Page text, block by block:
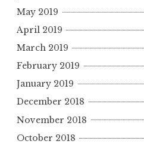
May 2019
April 2019
March 2019
February 2019
January 2019
December 2018
November 2018
October 2018